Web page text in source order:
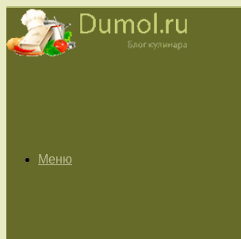
Меню